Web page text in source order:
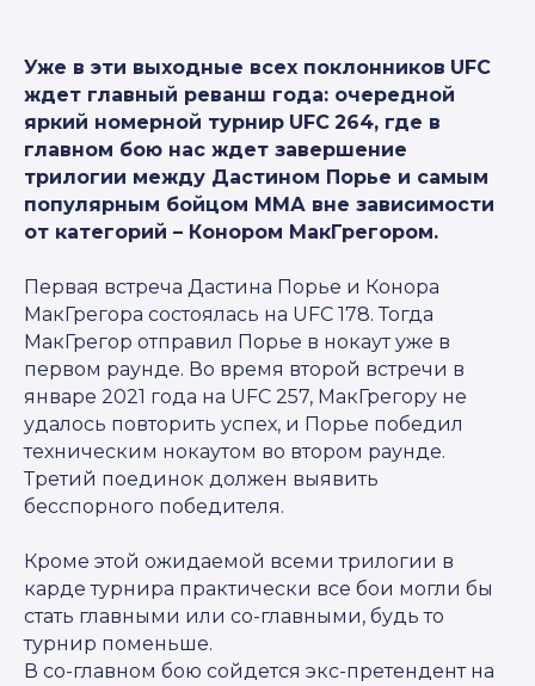
Уже в эти выходные всех поклонников UFC
ждет главный реванш года: очередной
яркий номерной турнир UFC 264, где в
главном бою нас ждет завершение
трилогии между Дастином Порье и самым
популярным бойцом ММА вне зависимости
от категорий – Конором МакГрегором.
Первая встреча Дастина Порье и Конора
МакГрегора состоялась на UFC 178. Тогда
МакГрегор отправил Порье в нокаут уже в
первом раунде. Во время второй встречи в
январе 2021 года на UFC 257, МакГрегору не
удалось повторить успех, и Порье победил
техническим нокаутом во втором раунде.
Третий поединок должен выявить
бесспорного победителя.
Кроме этой ожидаемой всеми трилогии в
карде турнира практически все бои могли бы
стать главными или со-главными, будь то
турнир поменьше.
В со-главном бою сойдется экс-претендент на